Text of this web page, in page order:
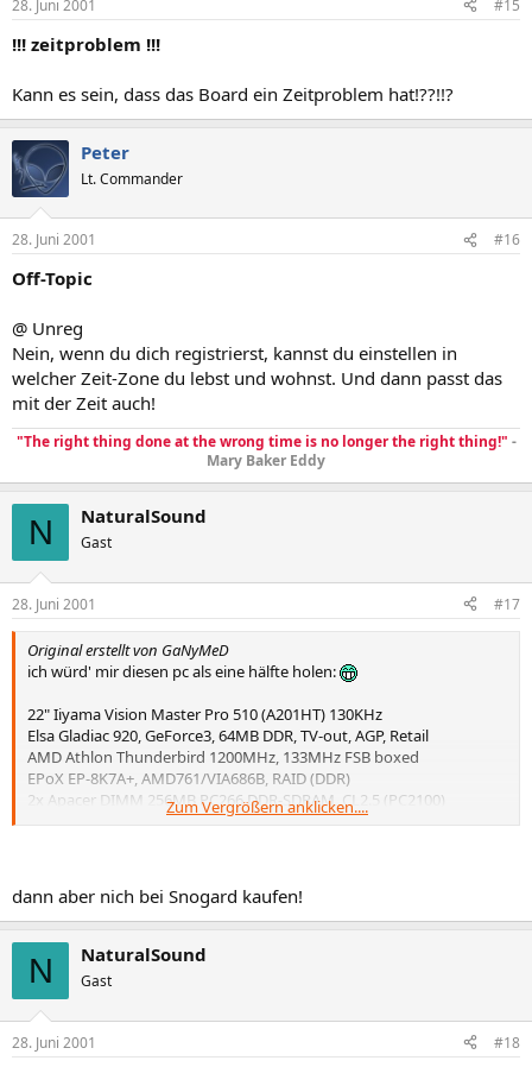
28. Juni 2001 #15
!!! zeitproblem !!!
Kann es sein, dass das Board ein Zeitproblem hat!??!!?
Peter
Lt. Commander
28. Juni 2001 #16
Off-Topic
@ Unreg
Nein, wenn du dich registrierst, kannst du einstellen in
welcher Zeit-Zone du lebst und wohnst. Und dann passt das
mit der Zeit auch!
"The right thing done at the wrong time is no longer the right thing!" -
Mary Baker Eddy
N NaturalSound
Gast
28. Juni 2001 #17
Original erstellt von GaNyMeD
ich würd' mir diesen pc als eine hälfte holen:
22" Iiyama Vision Master Pro 510 (A201HT) 130KHz
Elsa Gladiac 920, GeForce3, 64MB DDR, TV-out, AGP, Retail
AMD Athlon Thunderbird 1200MHz, 133MHz FSB boxed
EPoX EP-8K7A+, AMD761/VIA686B, RAID (DDR)
2x Apacer DIMM 256MB PC266 DDR-SDRAM, CL2.5 (PC2100)
2x IBM DTLA-307030 Deskstar 75GXP 30.7GB
Logitech iTouch Keyboard
Kärna Razer Boomslang 2000
GIGANTA Set Blue V-1
mein traum pc *lechz*
Zum Vergrößern anklicken....
dann aber nich bei Snogard kaufen!
N NaturalSound
Gast
28. Juni 2001 #18